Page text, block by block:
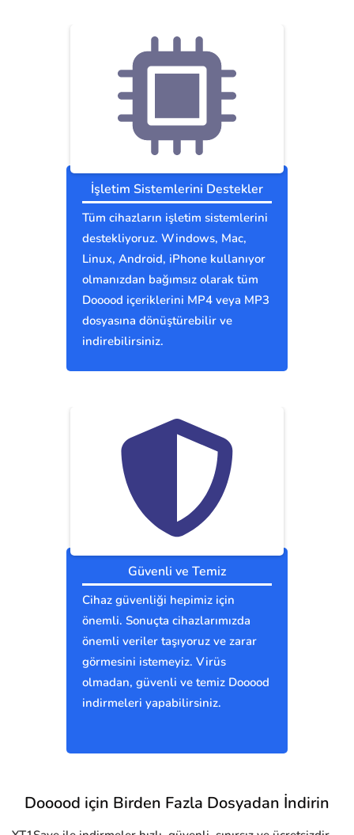
İşletim Sistemlerini Destekler
Tüm cihazların işletim sistemlerini
destekliyoruz. Windows, Mac,
Linux, Android, iPhone kullanıyor
olmanızdan bağımsız olarak tüm
Dooood içeriklerini MP4 veya MP3
dosyasına dönüştürebilir ve
indirebilirsiniz.
Güvenli ve Temiz
Cihaz güvenliği hepimiz için
önemli. Sonuçta cihazlarımızda
önemli veriler taşıyoruz ve zarar
görmesini istemeyiz. Virüs
olmadan, güvenli ve temiz Dooood
indirmeleri yapabilirsiniz.
Dooood için Birden Fazla Dosyadan İndirin